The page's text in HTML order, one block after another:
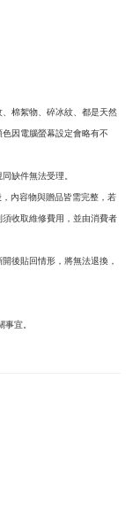
棉絮物、碎冰紋、都是天然
因電腦螢幕設定會略有不
缺件無法受理。
內容物與贈品皆需完整，若
收取維修費用，並由消費者
後貼回情形，將無法退換，
宜。